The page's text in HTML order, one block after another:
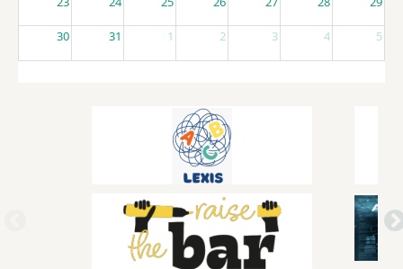
30 31 1 2 3 4 5